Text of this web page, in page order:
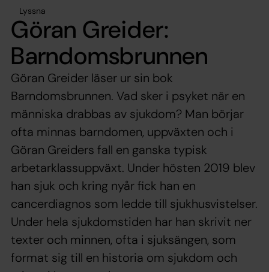
Lyssna
Göran Greider:
Barndomsbrunnen
Göran Greider läser ur sin bok
Barndomsbrunnen. Vad sker i psyket när en
människa drabbas av sjukdom? Man börjar
ofta minnas barndomen, uppväxten och i
Göran Greiders fall en ganska typisk
arbetarklassuppväxt. Under hösten 2019 blev
han sjuk och kring nyår fick han en
cancerdiagnos som ledde till sjukhusvistelser.
Under hela sjukdomstiden har han skrivit ner
texter och minnen, ofta i sjuksängen, som
format sig till en historia om sjukdom och